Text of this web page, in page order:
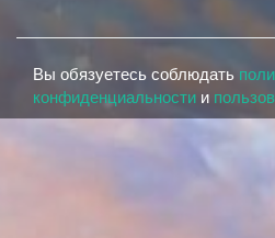
Вы обязуетесь соблюдать
конфиденциальности и